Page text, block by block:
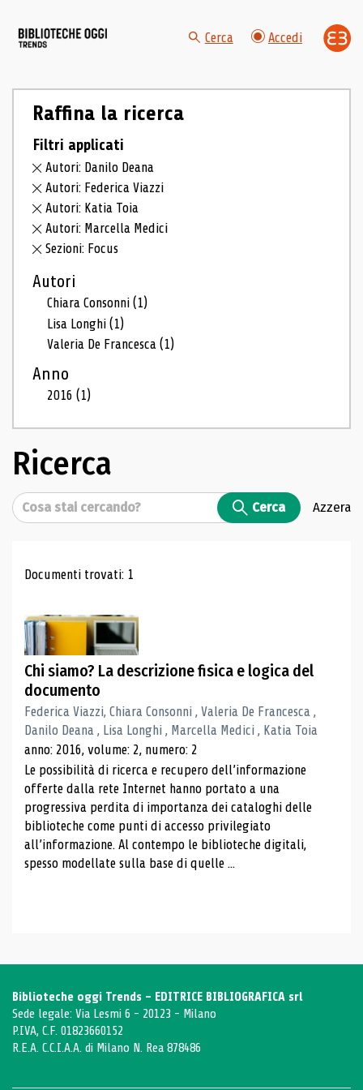
Cerca Accedi
Raffina la ricerca
Filtri applicati
Autori: Danilo Deana
Autori: Federica Viazzi
Autori: Katia Toia
Autori: Marcella Medici
Sezioni: Focus
Autori
Chiara Consonni(1)
Lisa Longhi(1)
Valeria De Francesca(1)
Anno
2016(1)
Ricerca
Cerca Cerca Azzera
Risultati di ricerca
Documenti trovati: 1
Chi siamo? La descrizione fisica e logica del
documento
Federica Viazzi, Chiara Consonni , Valeria De Francesca ,
Danilo Deana , Lisa Longhi , Marcella Medici , Katia Toia
anno: 2016, volume: 2, numero: 2
Le possibilità di ricerca e recupero dell’informazione
offerte dalla rete Internet hanno portato a una
progressiva perdita di importanza dei cataloghi delle
biblioteche come punti di accesso privilegiato
all’informazione. Al contempo le biblioteche digitali,
spesso modellate sulla base di quelle ...
Biblioteche oggi Trends - EDITRICE BIBLIOGRAFICA srl
Sede legale: Via Lesmi 6 - 20123 - Milano
P.IVA, C.F. 01823660152
R.E.A. C.C.I.A.A. di Milano N. Rea 878486